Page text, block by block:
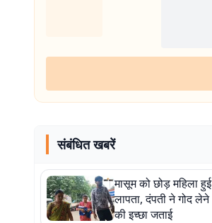
संबंधित खबरें
मासूम को छोड़ महिला हुई
लापता, दंपती ने गोद लेने
की इच्छा जताई